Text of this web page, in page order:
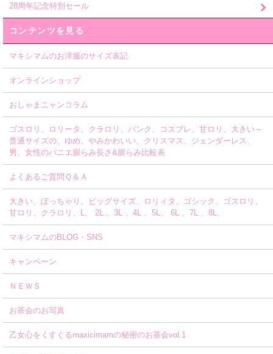
28周年記念特別セール
コンテンツを見る
マキシマムのお洋服のサイズ表記
オンラインショップ
おしゃまニャンコラム
ゴスロリ、ロリータ、クラロリ、パンク、コスプレ、甘ロリ、大きい～
普通サイズの、ゆめ、やみかわいい、クリスマス、ジェンダーレス、
男、女性のパニエ膨らみ長さ&膨らみ比較表
よくあるご質問Ｑ＆Ａ
大きい、ぽっちゃり、ビッグサイズ、ロリィタ、ゴシック、ゴスロリ、
甘ロリ、クラロリ、L、 2L 、3L 、4L 、5L、 6L 、7L 、8L、
マキシマムのBLOG・SNS
キャンペーン
ＮＥＷＳ
お茶会のお写真
乙女心をくすぐるmaxicimamの秘密のお茶会vol.1